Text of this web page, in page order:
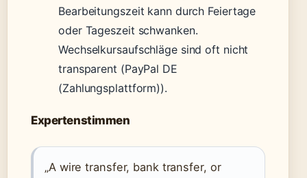
Bearbeitungszeit kann durch Feiertage
oder Tageszeit schwanken.
Wechselkursaufschläge sind oft nicht
transparent (PayPal DE
(Zahlungsplattform)).
Expertenstimmen
„A wire transfer, bank transfer, or